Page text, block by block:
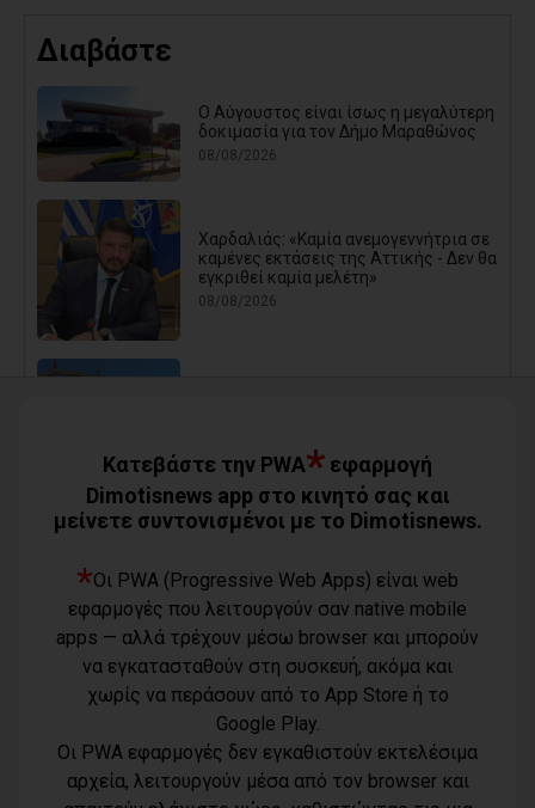
Διαβάστε
Ο Αύγουστος είναι ίσως η μεγαλύτερη
δοκιμασία για τον Δήμο Μαραθώνος
08/08/2026
Χαρδαλιάς: «Καμία ανεμογεννήτρια σε
καμένες εκτάσεις της Αττικής - Δεν θα
εγκριθεί καμία μελέτη»
08/08/2026
08/08/2026
Μπουρνούς: «Σχέδια Πόλης: Οι
καθορισμό των τιμών μονάδας και οι
επιπτώσεις στην εισφορά σε χρήμα
των πολιτών»
07/08/2026
Βασιλόπουλος: «Λυπηρό και
επικίνδυνο: Έλλειψη απαρτίας στο
Δημοτικό Συμβούλιο λόγω σκόπιμης
αμέλειας ή ανικανότητας της
Δημοτικής Αρχής»
07/08/2026
Κατεβάστε την PWA* εφαρμογή
Dimotisnews app στο κινητό σας και
μείνετε συντονισμένοι με το Dimotisnews.
*Οι PWA (Progressive Web Apps) είναι web
εφαρμογές που λειτουργούν σαν native mobile
apps — αλλά τρέχουν μέσω browser και μπορούν
να εγκατασταθούν στη συσκευή, ακόμα και
χωρίς να περάσουν από το App Store ή το
Google Play.
Οι PWA εφαρμογές δεν εγκαθιστούν εκτελέσιμα
αρχεία, λειτουργούν μέσα από τον browser και